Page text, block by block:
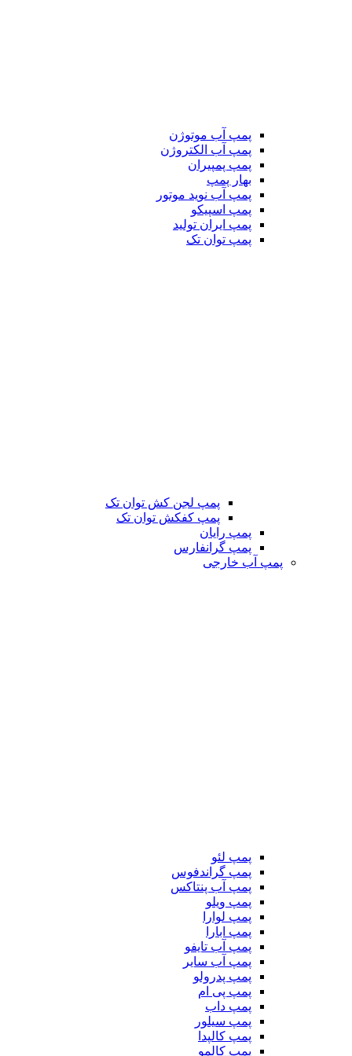
پمپ آب موتوژن
پمپ آب الکتروژن
پمپ پمپیران
بهار پمپ
پمپ آب نوید موتور
پمپ اسپیکو
پمپ ایران تولید
پمپ توان تک
پمپ لجن کش توان تک
پمپ کفکش توان تک
پمپ رایان
پمپ گرانفارس
پمپ آب خارجی
پمپ لئو
پمپ گراندفوس
پمپ آب پنتاکس
پمپ ویلو
پمپ لوارا
پمپ ابارا
پمپ آب تایفو
پمپ آب سایر
پمپ پدرولو
پمپ پی ام
پمپ داب
پمپ سیلور
پمپ کالپدا
پمپ کالمو